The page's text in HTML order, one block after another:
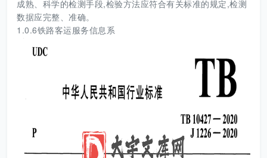
成熟、科学的检测手段,检验方法应符合有关标准的规定,检测
数据应完整、准确。
1.0.6铁路客运服务信息系